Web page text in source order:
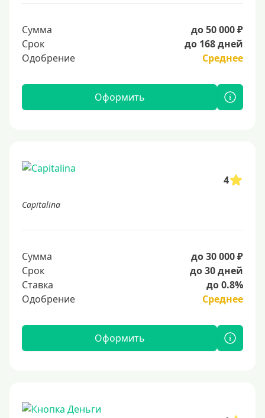
Сумма
до 50 000 ₽
Срок
до 168 дней
Одобрение
Среднее
Оформить
4
Capitalina
Сумма
до 30 000 ₽
Срок
до 30 дней
Ставка
до 0.8%
Одобрение
Среднее
Оформить